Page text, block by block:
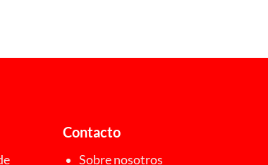
Contacto
Sobre nosotros